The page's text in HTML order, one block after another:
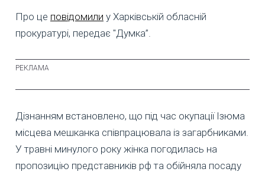
Про це повідомили у Харківській обласній
прокуратурі, передає "Думка”.
Дізнанням встановлено, що під час окупації Ізюма
місцева мешканка співпрацювала із загарбниками.
У травні минулого року жінка погодилась на
пропозицію представників рф та обійняла посаду